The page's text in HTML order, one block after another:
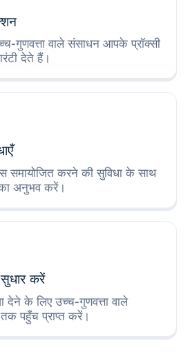
गुणवत्ता वाले संसाधन आपके प्रॉक्सी
देते हैं।
समायोजित करने की सुविधा के साथ
अनुभव करें।
करें
देने के लिए उच्च-गुणवत्ता वाले
पहुँच प्राप्त करें।